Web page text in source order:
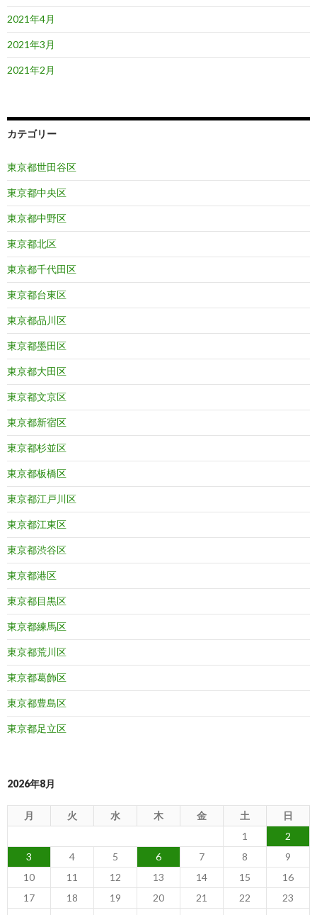
2021年4月
2021年3月
2021年2月
カテゴリー
東京都世田谷区
東京都中央区
東京都中野区
東京都北区
東京都千代田区
東京都台東区
東京都品川区
東京都墨田区
東京都大田区
東京都文京区
東京都新宿区
東京都杉並区
東京都板橋区
東京都江戸川区
東京都江東区
東京都渋谷区
東京都港区
東京都目黒区
東京都練馬区
東京都荒川区
東京都葛飾区
東京都豊島区
東京都足立区
2026年8月
月 火 水 木 金 土
日
1
2
3
4 5 6 7 8
9
10
11 12 13 14 15
16
17
18 19 20 21 22
23